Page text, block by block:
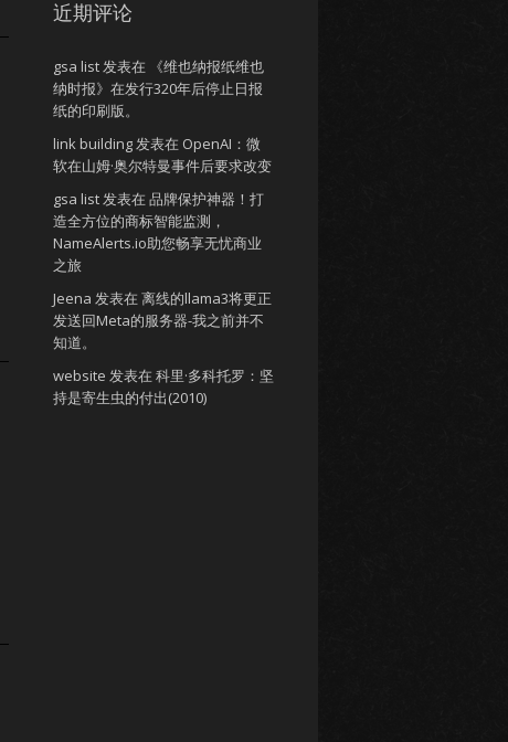
近期评论
gsa list发表在
《维也纳报纸维也
纳时报》在发行320年后停止日报
纸的印刷版。
link building发表在 OpenAI：微
软在山姆·奥尔特曼事件后要求改变
gsa list发表在 品牌保护神器！打
造全方位的商标智能监测，
NameAlerts.io助您畅享无忧商业
之旅
Jeena 发表在 离线的llama3将更正
发送回Meta的服务器-我之前并不
知道。
website 发表在 科里·多科托罗：坚
持是寄生虫的付出(2010)